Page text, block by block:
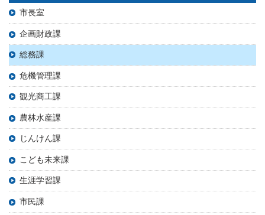
市長室
企画財政課
総務課
危機管理課
観光商工課
農林水産課
じんけん課
こども未来課
生涯学習課
市民課